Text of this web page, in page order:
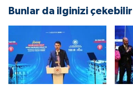
Bunlar da ilginizi çekebilir